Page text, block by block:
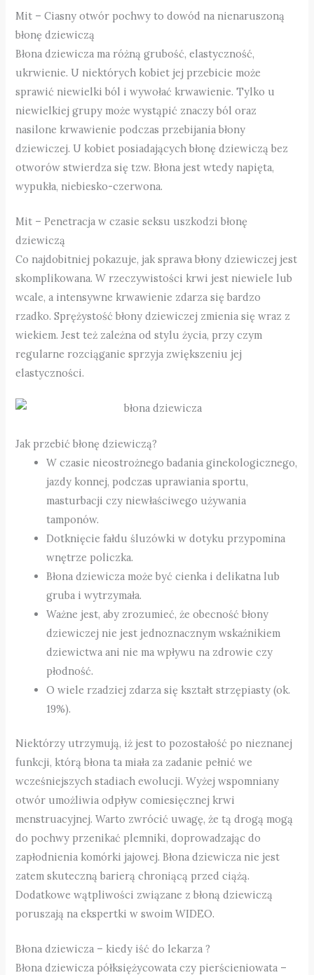
Mit – Ciasny otwór pochwy to dowód na nienaruszoną
błonę dziewiczą
Błona dziewicza ma różną grubość, elastyczność,
ukrwienie. U niektórych kobiet jej przebicie może
sprawić niewielki ból i wywołać krwawienie. Tylko u
niewielkiej grupy może wystąpić znaczy ból oraz
nasilone krwawienie podczas przebijania błony
dziewiczej. U kobiet posiadających błonę dziewiczą bez
otworów stwierdza się tzw. Błona jest wtedy napięta,
wypukła, niebiesko-czerwona.
Mit – Penetracja w czasie seksu uszkodzi błonę
dziewiczą
Co najdobitniej pokazuje, jak sprawa błony dziewiczej jest
skomplikowana. W rzeczywistości krwi jest niewiele lub
wcale, a intensywne krwawienie zdarza się bardzo
rzadko. Sprężystość błony dziewiczej zmienia się wraz z
wiekiem. Jest też zależna od stylu życia, przy czym
regularne rozciąganie sprzyja zwiększeniu jej
elastyczności.
Jak przebić błonę dziewiczą?
W czasie nieostrożnego badania ginekologicznego,
jazdy konnej, podczas uprawiania sportu,
masturbacji czy niewłaściwego używania
tamponów.
Dotknięcie fałdu śluzówki w dotyku przypomina
wnętrze policzka.
Błona dziewicza może być cienka i delikatna lub
gruba i wytrzymała.
Ważne jest, aby zrozumieć, że obecność błony
dziewiczej nie jest jednoznacznym wskaźnikiem
dziewictwa ani nie ma wpływu na zdrowie czy
płodność.
O wiele rzadziej zdarza się kształt strzępiasty (ok.
19%).
Niektórzy utrzymują, iż jest to pozostałość po nieznanej
funkcji, którą błona ta miała za zadanie pełnić we
wcześniejszych stadiach ewolucji. Wyżej wspomniany
otwór umożliwia odpływ comiesięcznej krwi
menstruacyjnej. Warto zwrócić uwagę, że tą drogą mogą
do pochwy przenikać plemniki, doprowadzając do
zapłodnienia komórki jajowej. Błona dziewicza nie jest
zatem skuteczną barierą chroniącą przed ciążą.
Dodatkowe wątpliwości związane z błoną dziewiczą
poruszają na ekspertki w swoim WIDEO.
Błona dziewicza – kiedy iść do lekarza ?
Błona dziewicza półksiężycowata czy pierścieniowata –